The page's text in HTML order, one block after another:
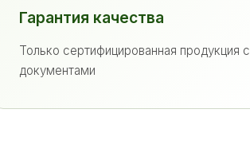
Гарантия качества
Только сертифицированная продукция с
документами